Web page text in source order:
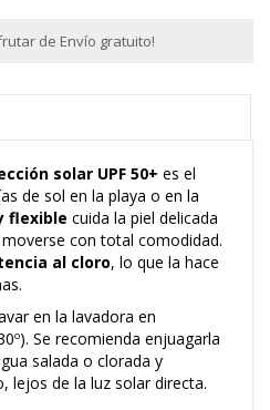
de Envío gratuito!
solar UPF 50+ es el
de sol en la playa o en la
flexible cuida la piel delicada
con total comodidad.
al cloro, lo que la hace
en la lavadora en
Se recomienda enjuagarla
salada o clorada y
lejos de la luz solar directa.